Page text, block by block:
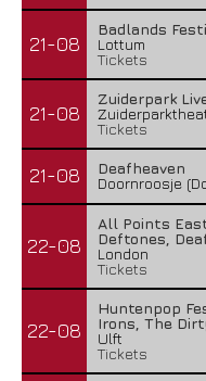
21-08
Badlands
Lottum
Tickets
21-08
Zuiderpark
Tickets
21-08
Deafheaven
Doornroosje
22-08
All Points
Deftones,
London
Tickets
22-08
Huntenpop
Irons, The
Ulft
Tickets